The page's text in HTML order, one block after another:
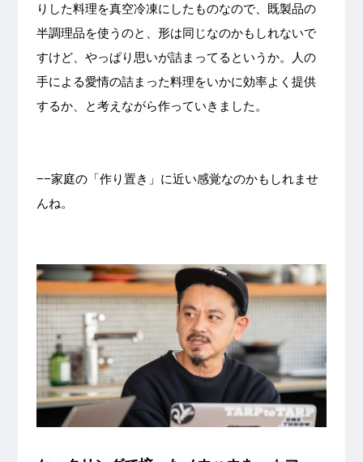
りした料理を真空冷凍にしたものなので、既製品の
半調理品を使うのと、形は同じなのかもしれないで
すけど、やっぱり思いが詰まってるというか。人の
手による愛情の詰まった料理をいかに効率よく提供
するか、と考えながら作っていきました。
−−家庭の「作り置き」に近い感覚なのかもしれませ
んね。